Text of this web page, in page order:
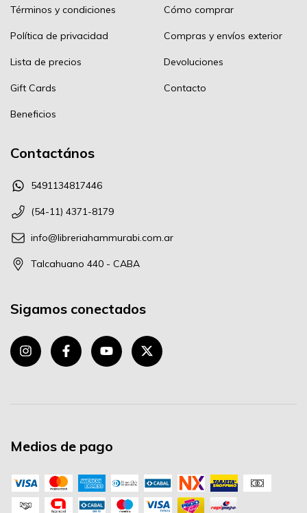
Términos y condiciones
Política de privacidad
Lista de precios
Gift Cards
Beneficios
Cómo comprar
Compras y envíos exterior
Devoluciones
Contacto
Contactános
5491134817446
(54-11) 4371-8179
info@libreriahammurabi.com.ar
Talcahuano 440 - CABA
Sigamos conectados
Medios de pago